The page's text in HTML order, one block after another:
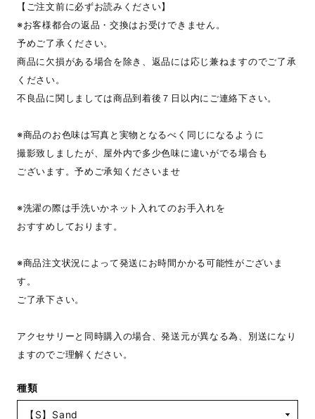
【ご注文前に必ずお読みください】
※お客様都合の返品・交換はお受けできません。
予めご了承ください。
商品に欠損がある場合を除き、返品には応じ兼ねますのでご了承
ください。
不良品に関しましては商品到着後７日以内にご連絡下さい。
※商品のお色味は写真と実物となるべく同じになるように
撮影致しましたが、屋外内で多少色味に違いがでる場合も
ございます。予めご承知くださいませ
※洗濯の際は手洗いかネット入れてのお手入れを
おすすめしております。
※商品注文状況によって発送にお時間かかる可能性がございま
す。
ご了承下さい。
アクセサリーと同時購入の場合、発送元が異なる為、別送になり
ますのでご理解ください。
種類